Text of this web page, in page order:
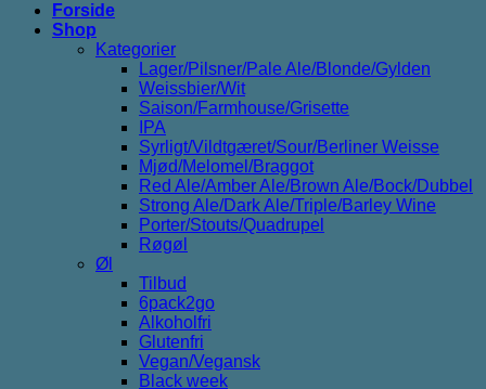
Forside
Shop
Kategorier
Lager/Pilsner/Pale Ale/Blonde/Gylden
Weissbier/Wit
Saison/Farmhouse/Grisette
IPA
Syrligt/Vildtgæret/Sour/Berliner Weisse
Mjød/Melomel/Braggot
Red Ale/Amber Ale/Brown Ale/Bock/Dubbel
Strong Ale/Dark Ale/Triple/Barley Wine
Porter/Stouts/Quadrupel
Røgøl
Øl
Tilbud
6pack2go
Alkoholfri
Glutenfri
Vegan/Vegansk
Black week